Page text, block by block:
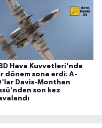
Hava Kuvvetleri'nde
dönem sona erdi: A-
Davis-Monthan
son kez